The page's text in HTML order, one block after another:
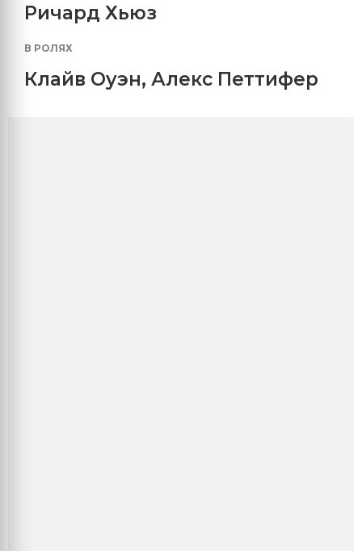
Ричард Хьюз
В РОЛЯХ
Клайв Оуэн, Алекс Петтифер